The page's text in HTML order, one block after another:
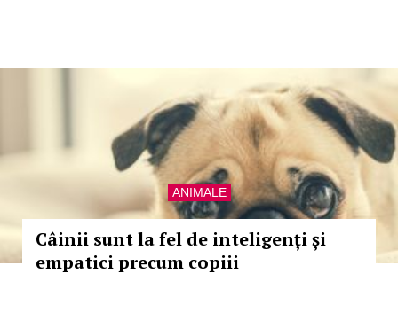
ANIMALE
Câinii sunt la fel de inteligenți și
empatici precum copiii